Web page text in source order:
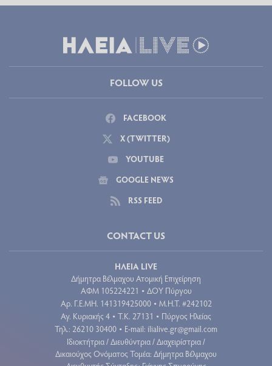
FOLLOW US
FACEBOOK
X (TWITTER)
YOUTUBE
GOOGLE NEWS
RSS FEED
CONTACT US
ΗΛΕΙΑ LIVE
Δήμητρα Βέλμαχου Ατομική Επιχείρηση
ΑΦΜ 105224221 • ΔΟΥ Πύργου
Aρ. Γ.Ε.ΜΗ. 141319425000 • Μ.Η.Τ. #242102
Αγ. Κυριακής 4 • Τ.Κ. 27131 • Πύργος Ηλείας
Τηλ.: 26210 30400 • E-mail: ilialive.gr@gmail.com
Ιδιοκτήτρια / Διευθύντρια / Διαχειρίστρια /
Δικαιούχος Ονόματος Τομέα: Δήμητρα Βέλμαχου